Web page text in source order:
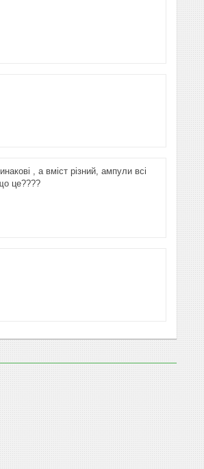
, а вміст різний, ампули всі
це????